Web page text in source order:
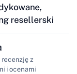
resellerski
z
i ocenami